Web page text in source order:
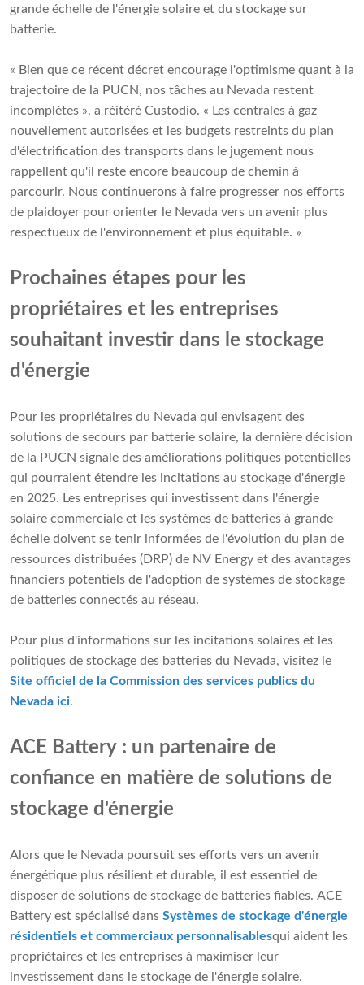
grande échelle de l'énergie solaire et du stockage sur
batterie.
« Bien que ce récent décret encourage l'optimisme quant à la
trajectoire de la PUCN, nos tâches au Nevada restent
incomplètes », a réitéré Custodio. « Les centrales à gaz
nouvellement autorisées et les budgets restreints du plan
d'électrification des transports dans le jugement nous
rappellent qu'il reste encore beaucoup de chemin à
parcourir. Nous continuerons à faire progresser nos efforts
de plaidoyer pour orienter le Nevada vers un avenir plus
respectueux de l'environnement et plus équitable. »
Prochaines étapes pour les
propriétaires et les entreprises
souhaitant investir dans le stockage
d'énergie
Pour les propriétaires du Nevada qui envisagent des
solutions de secours par batterie solaire, la dernière décision
de la PUCN signale des améliorations politiques potentielles
qui pourraient étendre les incitations au stockage d'énergie
en 2025. Les entreprises qui investissent dans l'énergie
solaire commerciale et les systèmes de batteries à grande
échelle doivent se tenir informées de l'évolution du plan de
ressources distribuées (DRP) de NV Energy et des avantages
financiers potentiels de l'adoption de systèmes de stockage
de batteries connectés au réseau.
Pour plus d'informations sur les incitations solaires et les
politiques de stockage des batteries du Nevada, visitez le
Site officiel de la Commission des services publics du
Nevada ici.
ACE Battery : un partenaire de
confiance en matière de solutions de
stockage d'énergie
Alors que le Nevada poursuit ses efforts vers un avenir
énergétique plus résilient et durable, il est essentiel de
disposer de solutions de stockage de batteries fiables. ACE
Battery est spécialisé dans Systèmes de stockage d'énergie
résidentiels et commerciaux personnalisablesqui aident les
propriétaires et les entreprises à maximiser leur
investissement dans le stockage de l'énergie solaire.